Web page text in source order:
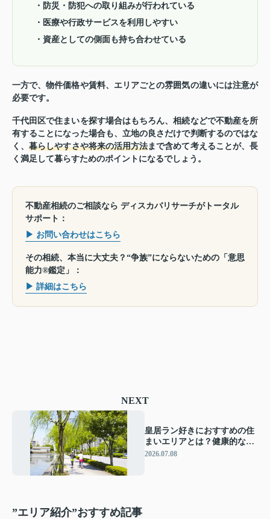
・防災・防犯への取り組みが行われている
・医療や行政サービスを利用しやすい
・資産としての側面も持ち合わせている
一方で、物件価格や賃料、エリアごとの雰囲気の違いには注意が
必要です。
千代田区で住まいを探す場合はもちろん、相続などで不動産を所
有することになった場合も、立地の良さだけで判断するのではな
く、暮らしやすさや将来の活用方法まで含めて考えることが、長
く満足して暮らすためのポイントになるでしょう。
不動産相続のご相談なら ディスカバリサーチがトータル
サポート：
▶ お問い合わせはこちら
その相続、本当に大丈夫？“争族”にならないための「意思
能力®鑑定」：
▶ 詳細はこちら
NEXT
皇居ラン好きにおすすめの住
まいエリアとは？健康的な暮
らしを楽しめる千代田区周辺
2026.07.08
”エリア紹介”おすすめ記事